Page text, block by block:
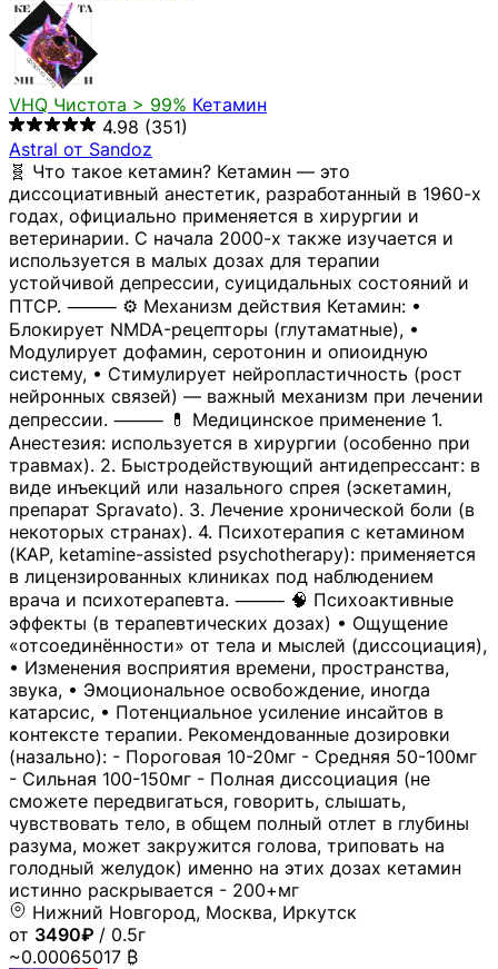
VHQ Чистота > 99% Кетамин
4.98 (351)
Astral от Sandoz
🧬 Что такое кетамин? Кетамин — это
диссоциативный анестетик, разработанный в 1960-х
годах, официально применяется в хирургии и
ветеринарии. С начала 2000-х также изучается и
используется в малых дозах для терапии
устойчивой депрессии, суицидальных состояний и
ПТСР. ⸻ ⚙️ Механизм действия Кетамин: •
Блокирует NMDA-рецепторы (глутаматные), •
Модулирует дофамин, серотонин и опиоидную
систему, • Стимулирует нейропластичность (рост
нейронных связей) — важный механизм при лечении
депрессии. ⸻ 💊 Медицинское применение 1.
Анестезия: используется в хирургии (особенно при
травмах). 2. Быстродействующий антидепрессант: в
виде инъекций или назального спрея (эскетамин,
препарат Spravato). 3. Лечение хронической боли (в
некоторых странах). 4. Психотерапия с кетамином
(KAP, ketamine-assisted psychotherapy): применяется
в лицензированных клиниках под наблюдением
врача и психотерапевта. ⸻ 🧠 Психоактивные
эффекты (в терапевтических дозах) • Ощущение
«отсоединённости» от тела и мыслей (диссоциация),
• Изменения восприятия времени, пространства,
звука, • Эмоциональное освобождение, иногда
катарсис, • Потенциальное усиление инсайтов в
контексте терапии. Рекомендованные дозировки
(назально): - Пороговая 10-20мг - Средняя 50-100мг
- Сильная 100-150мг - Полная диссоциация (не
сможете передвигаться, говорить, слышать,
чувствовать тело, в общем полный отлет в глубины
разума, может закружится голова, триповать на
голодный желудок) именно на этих дозах кетамин
истинно раскрывается - 200+мг
Нижний Новгород, Москва, Иркутск
от 3490₽ / 0.5г
~0.00065017 ₿